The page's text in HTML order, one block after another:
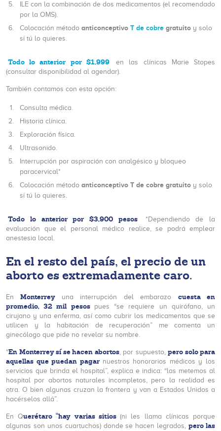
ILE con la combinación de dos medicamentos (el recomendado
por la OMS).
Colocación método anticonceptivo T de cobre gratuito y solo
sí tú lo quieres.
Todo lo anterior por $1,999
en las clínicas Marie Stopes
(consultar disponibilidad al agendar).
También contamos con esta opción:
Consulta médica.
Historia clínica.
Exploración física.
Ultrasonido.
Interrupción por aspiración con analgésico y bloqueo
paracervical*
Colocación método anticonceptivo T de cobre gratuito y solo
sí tú lo quieres.
Todo lo anterior por $3,900 pesos
*Dependiendo de la
evaluación que el personal médico realice, se podrá emplear
anestesia local.
En el resto del país, el precio de un
aborto es extremadamente caro.
EnMonterrey una interrupción del embarazo cuesta en
promedio, 32 mil pesos pues “se requiere un quirófano, un
cirujano y una enferma, así como cubrir los medicamentos que se
utilicen y la habitación de recuperación” me comenta un
ginecólogo que pide no revelar su nombre.
“En Monterrey sí se hacen abortos, por supuesto, pero solo para
aquellas que puedan pagar nuestros honorarios médicos y los
servicios que brinda el hospital”, explica e indica: “las metemos al
hospital por abortos naturales incompletos, pero la realidad es
otra. O bien algunas cruzan la frontera y van a Estados Unidos a
hacérselos allá”.
En Querétaro “hay varias sitios(ni les llama clínicas porque
algunas son unos cuartuchos) donde se hacen legrados,pero las